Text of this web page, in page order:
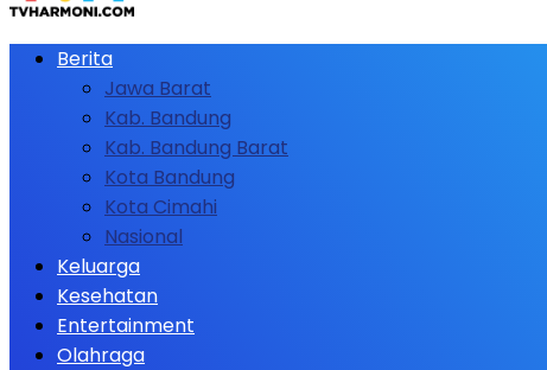
Berita
Jawa Barat
Kab. Bandung
Kab. Bandung Barat
Kota Bandung
Kota Cimahi
Nasional
Keluarga
Kesehatan
Entertainment
Olahraga